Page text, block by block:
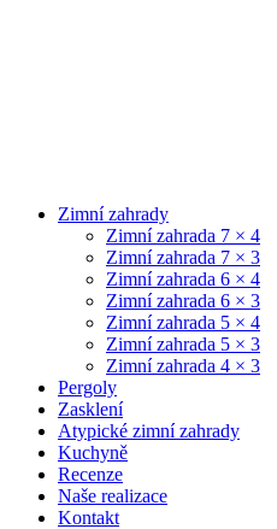
Zimní zahrady
Zimní zahrada 7 × 4
Zimní zahrada 7 × 3
Zimní zahrada 6 × 4
Zimní zahrada 6 × 3
Zimní zahrada 5 × 4
Zimní zahrada 5 × 3
Zimní zahrada 4 × 3
Pergoly
Zasklení
Atypické zimní zahrady
Kuchyně
Recenze
Naše realizace
Kontakt